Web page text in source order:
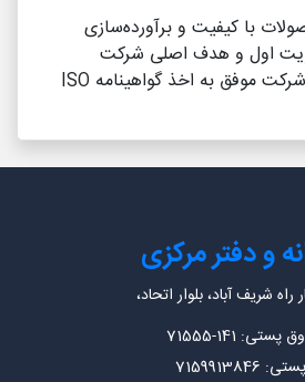
با کیفیت و برآورده‌­­سازی
اول و هدف اصلی شرکت
نیروترانس است، این شرکت موفق به اخذ گواهینامه ISO
و دفتر مرکزی
راه شریف آباد، بلوار اتحاد،
141-71555
7159913846